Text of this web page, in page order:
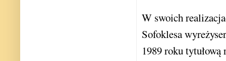
W swoich
Sofoklesa
1989 roku